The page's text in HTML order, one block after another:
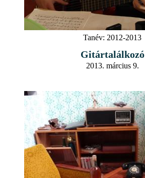
Tanév: 2012-2013
Gitártalálkozó
2013. március 9.